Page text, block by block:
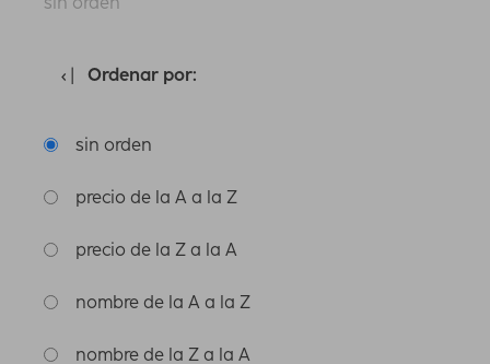
Ordenar por:
sin orden
precio de la A a la Z
precio de la Z a la A
nombre de la A a la Z
nombre de la Z a la A